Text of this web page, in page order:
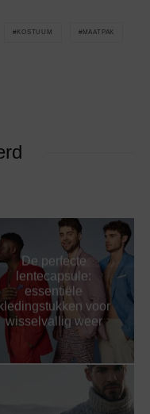
KOSTUUM MAATPAK
De perfecte
lentecapsule:
essentiële
voor
wisselvallig weer